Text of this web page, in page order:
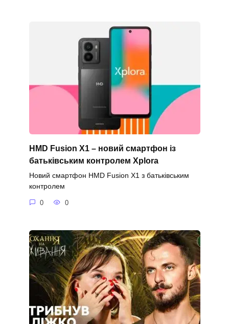
HMD Fusion X1 – новий смартфон із
батьківським контролем Xplora
Новий смартфон HMD Fusion X1 з батьківським
контролем
0 0